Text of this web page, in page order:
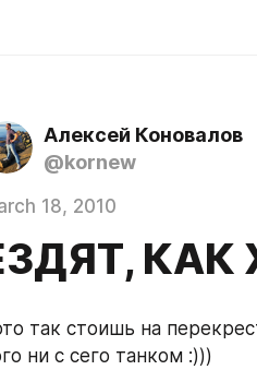
Алексей Коновалов
@kornew
18, 2010
КАК
так стоишь на
ни с сего танком :)))